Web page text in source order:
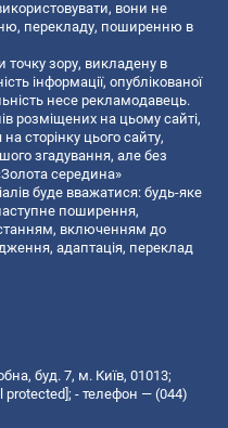
вони не
перекладу, поширенню в
точку зору, викладену в
інформації, опублікованої
несе рекламодавець.
розміщених на цьому сайті,
сторінку цього сайту,
згадування, але без
середина»
буде вважатися: будь-яке
поширення,
включенням до
адаптація, переклад
буд. 7, м. Київ, 01013;
protected] ; - телефон — (044)